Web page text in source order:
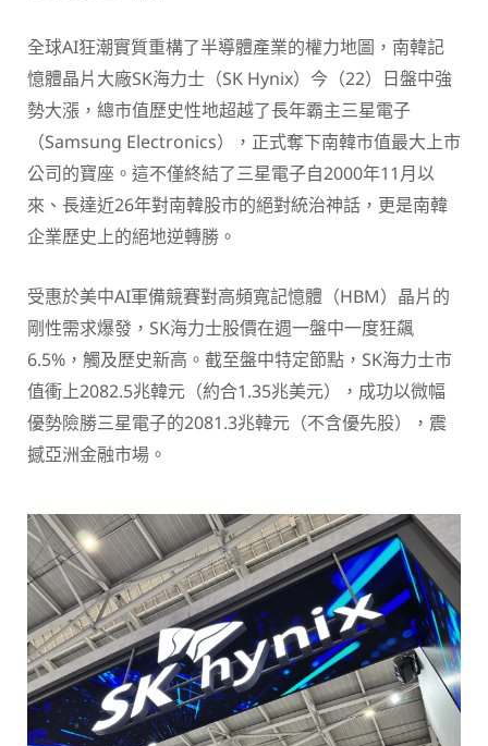
全球AI狂潮實質重構了半導體產業的權力地圖，南韓記
憶體晶片大廠SK海力士（SK Hynix）今（22）日盤中強
勢大漲，總市值歷史性地超越了長年霸主三星電子
（Samsung Electronics），正式奪下南韓市值最大上市
公司的寶座。這不僅終結了三星電子自2000年11月以
來、長達近26年對南韓股市的絕對統治神話，更是南韓
企業歷史上的絕地逆轉勝。
受惠於美中AI軍備競賽對高頻寬記憶體（HBM）晶片的
剛性需求爆發，SK海力士股價在週一盤中一度狂飆
6.5%，觸及歷史新高。截至盤中特定節點，SK海力士市
值衝上2082.5兆韓元（約合1.35兆美元），成功以微幅
優勢險勝三星電子的2081.3兆韓元（不含優先股），震
撼亞洲金融市場。